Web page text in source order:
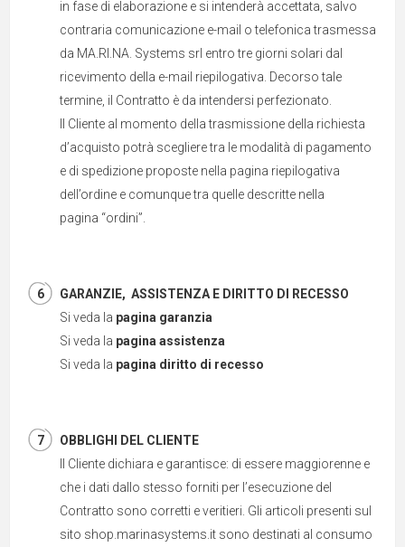
in fase di elaborazione e si intenderà accettata, salvo
contraria comunicazione e-mail o telefonica trasmessa
da MA.RI.NA. Systems srl entro tre giorni solari dal
ricevimento della e-mail riepilogativa. Decorso tale
termine, il Contratto è da intendersi perfezionato.
Il Cliente al momento della trasmissione della richiesta
d’acquisto potrà scegliere tra le modalità di pagamento
e di spedizione proposte nella pagina riepilogativa
dell’ordine e comunque tra quelle descritte nella
pagina “ordini”.
GARANZIE, ASSISTENZA E DIRITTO DI RECESSO
Si veda la pagina garanzia
Si veda la pagina assistenza
Si veda la pagina diritto di recesso
OBBLIGHI DEL CLIENTE
Il Cliente dichiara e garantisce: di essere maggiorenne e
che i dati dallo stesso forniti per l’esecuzione del
Contratto sono corretti e veritieri. Gli articoli presenti sul
sito shop.marinasystems.it sono destinati al consumo